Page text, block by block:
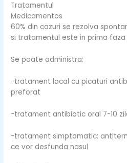
Tratamentul
Medicamentos
60% din cazuri se rezolva
si tratamentul este in prima
Se poate administra:
-tratament local cu picaturi
preforat
-tratament antibiotic oral 7-10
-tratament simptomatic:
ce vor desfunda nasul